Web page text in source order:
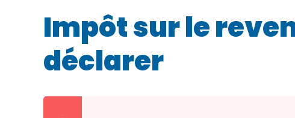
Impôt sur le
déclarer